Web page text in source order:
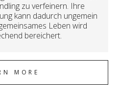
zu verfeinern. Ihre
kann dadurch ungemein
Leben wird
bereichert.
MORE